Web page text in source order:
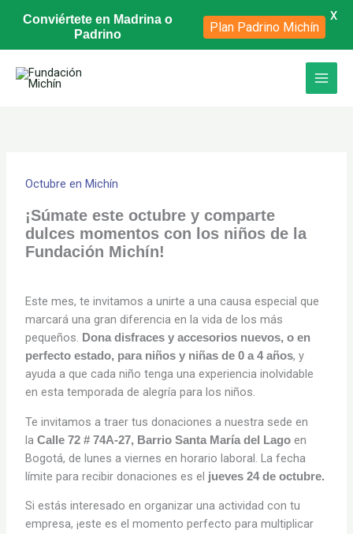
Octubre en Michín
¡Súmate este octubre y comparte
dulces momentos con los niños de la
Fundación Michín!
Este mes, te invitamos a unirte a una causa especial que
marcará una gran diferencia en la vida de los más
pequeños. Dona disfraces y accesorios nuevos, o en
perfecto estado, para niños y niñas de 0 a 4 años, y
ayuda a que cada niño tenga una experiencia inolvidable
en esta temporada de alegría para los niños.
Te invitamos a traer tus donaciones a nuestra sede en
laCalle 72 # 74A-27, Barrio Santa María del Lagoen
Bogotá, de lunes a viernes en horario laboral. La fecha
límite para recibir donaciones es el jueves 24 de octubre.
Si estás interesado en organizar una actividad con tu
empresa, ¡este es el momento perfecto para multiplicar
Conviértete en Madrina o
Padrino
Plan Padrino Michín
X